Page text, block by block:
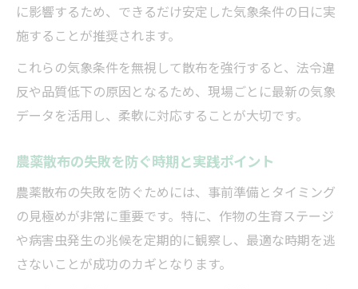
に影響するため、できるだけ安定した気象条件の日に実
施することが推奨されます。
これらの気象条件を無視して散布を強行すると、法令違
反や品質低下の原因となるため、現場ごとに最新の気象
データを活用し、柔軟に対応することが大切です。
農薬散布の失敗を防ぐ時期と実践ポイント
農薬散布の失敗を防ぐためには、事前準備とタイミング
の見極めが非常に重要です。特に、作物の生育ステージ
や病害虫発生の兆候を定期的に観察し、最適な時期を逃
さないことが成功のカギとなります。